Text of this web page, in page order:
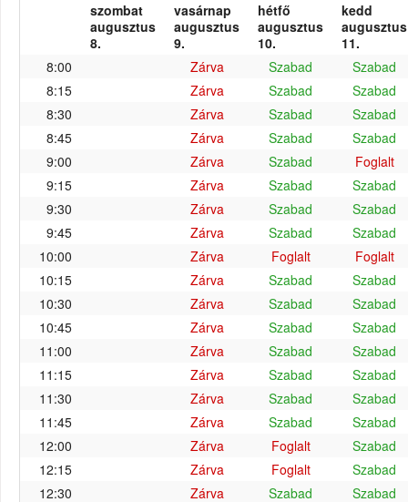
szombat
augusztus
8.
vasárnap
augusztus
9.
hétfő
augusztus
10.
kedd
augusztus
11.
8:00
Zárva Szabad
Szabad
8:15
Zárva Szabad
Szabad
8:30
Zárva Szabad
Szabad
8:45
Zárva Szabad
Szabad
9:00
Zárva Szabad
Foglalt
9:15
Zárva Szabad
Szabad
9:30
Zárva Szabad
Szabad
9:45
Zárva Szabad
Szabad
10:00
Zárva Foglalt
Foglalt
10:15
Zárva Szabad
Szabad
10:30
Zárva Szabad
Szabad
10:45
Zárva Szabad
Szabad
11:00
Zárva Szabad
Szabad
11:15
Zárva Szabad
Szabad
11:30
Zárva Szabad
Szabad
11:45
Zárva Szabad
Szabad
12:00
Zárva Foglalt
Szabad
12:15
Zárva Foglalt
Szabad
12:30
Zárva Szabad
Szabad